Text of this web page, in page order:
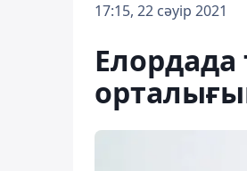
17:15, 22 сәуір 2021
Елордада